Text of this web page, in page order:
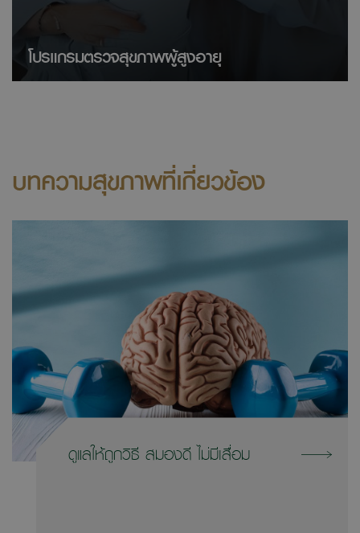
โปรแกรมตรวจสุขภาพผู้สูงอายุ
บทความสุขภาพที่เกี่ยวข้อง
ดูแลให้ถูกวิธี สมองดี ไม่มีเสื่อม